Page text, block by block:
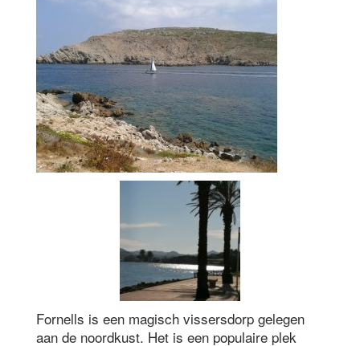
Fornells is een magisch vissersdorp gelegen
aan de noordkust. Het is een populaire plek